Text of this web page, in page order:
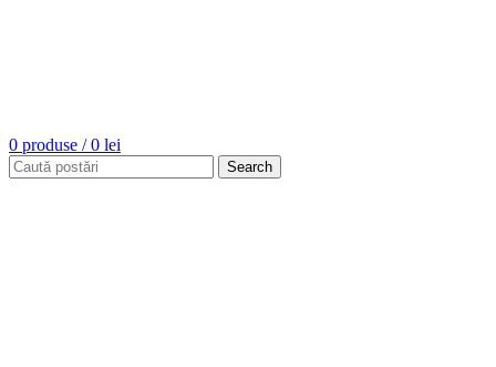
0 produse / 0 lei
Search